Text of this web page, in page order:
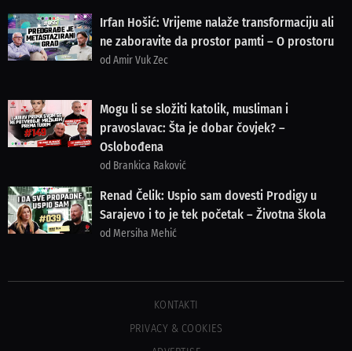
Irfan Hošić: Vrijeme nalaže transformaciju ali
ne zaboravite da prostor pamti – O prostoru
od Amir Vuk Zec
Mogu li se složiti katolik, musliman i
pravoslavac: Šta je dobar čovjek? –
Oslobođena
od Brankica Raković
Renad Čelik: Uspio sam dovesti Prodigy u
Sarajevo i to je tek početak – Životna škola
od Mersiha Mehić
KONTAKTI
PRIVACY & COOKIES